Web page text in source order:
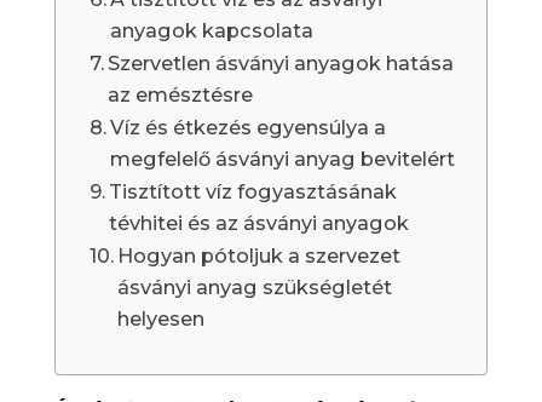
anyagok kapcsolata
Szervetlen ásványi anyagok hatása
az emésztésre
Víz és étkezés egyensúlya a
megfelelő ásványi anyag bevitelért
Tisztított víz fogyasztásának
tévhitei és az ásványi anyagok
Hogyan pótoljuk a szervezet
ásványi anyag szükségletét
helyesen